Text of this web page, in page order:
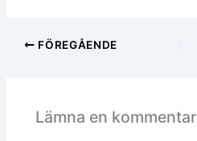
FÖREGÅENDE
Lämna en kommentar